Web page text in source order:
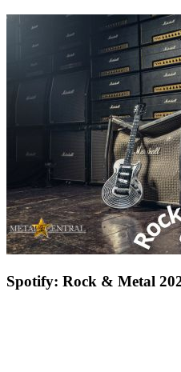
Spotify: Rock & Metal